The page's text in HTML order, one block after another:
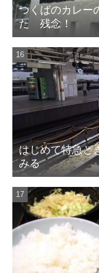
つくばのカレ
た 残念！
はじめて特急と
みる